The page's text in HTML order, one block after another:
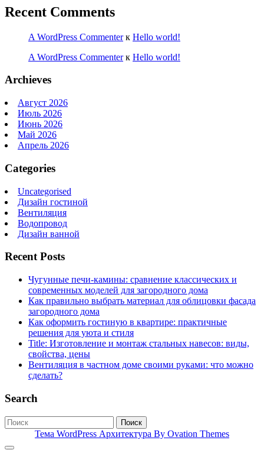
Recent Comments
A WordPress Commenterк Hello world!
A WordPress Commenterк Hello world!
Archieves
Август 2026
Июль 2026
Июнь 2026
Май 2026
Апрель 2026
Categories
Uncategorised
Дизайн гостиной
Вентиляция
Водопровод
Дизайн ванной
Recent Posts
Чугунные печи-камины: сравнение классических и
современных моделей для загородного дома
Как правильно выбрать материал для облицовки фасада
загородного дома
Как оформить гостиную в квартире: практичные
решения для уюта и стиля
Title: Изготовление и монтаж стальных навесов: виды,
свойства, цены
Вентиляция в частном доме своими руками: что можно
сделать?
Search
Поиск
Тема WordPress Архитектура By Ovation Themes